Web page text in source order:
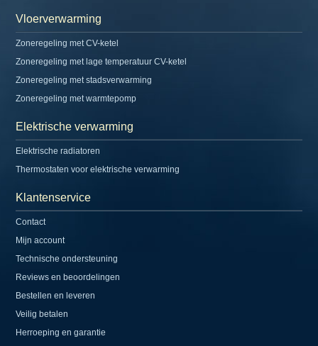
Vloerverwarming
Zoneregeling met CV-ketel
Zoneregeling met lage temperatuur CV-ketel
Zoneregeling met stadsverwarming
Zoneregeling met warmtepomp
Elektrische verwarming
Elektrische radiatoren
Thermostaten voor elektrische verwarming
Klantenservice
Contact
Mijn account
Technische ondersteuning
Reviews en beoordelingen
Bestellen en leveren
Veilig betalen
Herroeping en garantie